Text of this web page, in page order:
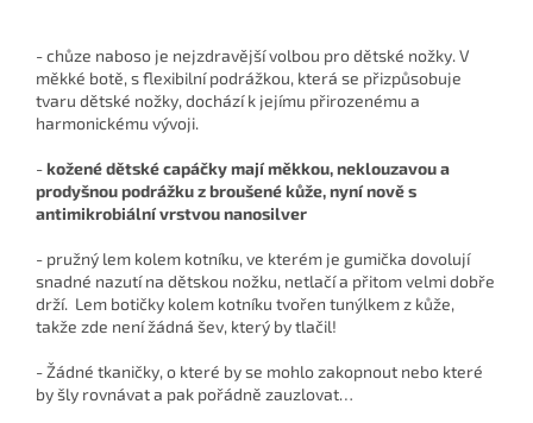
- chůze naboso je nejzdravější volbou pro dětské nožky. V
měkké botě, s flexibilní podrážkou, která se přizpůsobuje
tvaru dětské nožky, dochází k jejímu přirozenému a
harmonickému vývoji.
-kožené dětské capáčky mají měkkou, neklouzavou a
prodyšnou podrážku z broušené kůže, nyní nově s
antimikrobiální vrstvou nanosilver
- pružný lem kolem kotníku, ve kterém je gumička dovolují
snadné nazutí na dětskou nožku, netlačí a přitom velmi dobře
drží. Lem botičky kolem kotníku tvořen tunýlkem z kůže,
takže zde není žádná šev, který by tlačil!
- Žádné tkaničky, o které by se mohlo zakopnout nebo které
by šly rovnávat a pak pořádně zauzlovat…